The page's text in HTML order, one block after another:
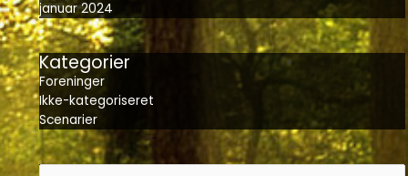
januar 2024
Kategorier
Foreninger
Ikke-kategoriseret
Scenarier